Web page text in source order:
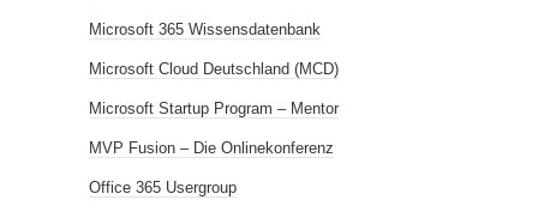
Microsoft 365 Wissensdatenbank
Microsoft Cloud Deutschland (MCD)
Microsoft Startup Program – Mentor
MVP Fusion – Die Onlinekonferenz
Office 365 Usergroup